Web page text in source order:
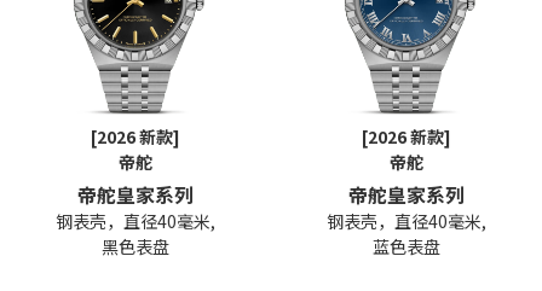
[2026 新款]
帝舵
帝舵皇家系列
钢表壳，直径40毫米,
黑色表盘
[2026 新款]
帝舵
帝舵皇家系列
钢表壳，直径40毫米,
蓝色表盘